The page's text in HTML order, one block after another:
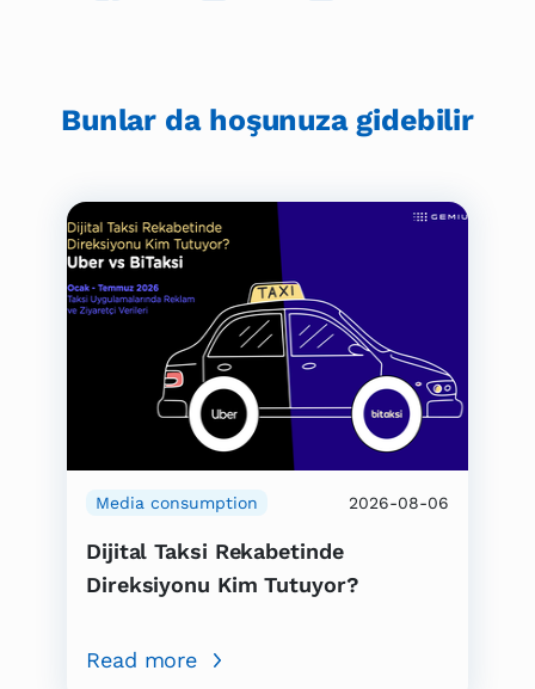
Bunlar da hoşunuza gidebilir
Media consumption 2026-08-06
Dijital Taksi Rekabetinde
Direksiyonu Kim Tutuyor?
Read more